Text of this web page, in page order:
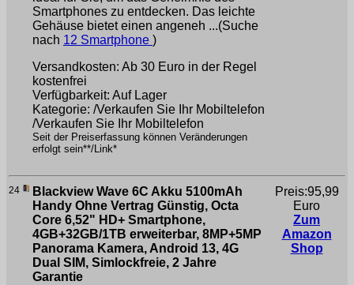
Smartphones zu entdecken. Das leichte
Gehäuse bietet einen angeneh ...(Suche
nach 12 Smartphone )
Versandkosten: Ab 30 Euro in der Regel
kostenfrei
Verfügbarkeit: Auf Lager
Kategorie: /Verkaufen Sie Ihr Mobiltelefon
/Verkaufen Sie Ihr Mobiltelefon
Seit der Preiserfassung können Veränderungen
erfolgt sein**/Link*
24
Blackview Wave 6C Akku 5100mAh
Handy Ohne Vertrag Günstig, Octa
Core 6,52" HD+ Smartphone,
4GB+32GB/1TB erweiterbar, 8MP+5MP
Panorama Kamera, Android 13, 4G
Dual SIM, Simlockfreie, 2 Jahre
Garantie
Preis:95,99
Euro
Zum
Amazon
Shop